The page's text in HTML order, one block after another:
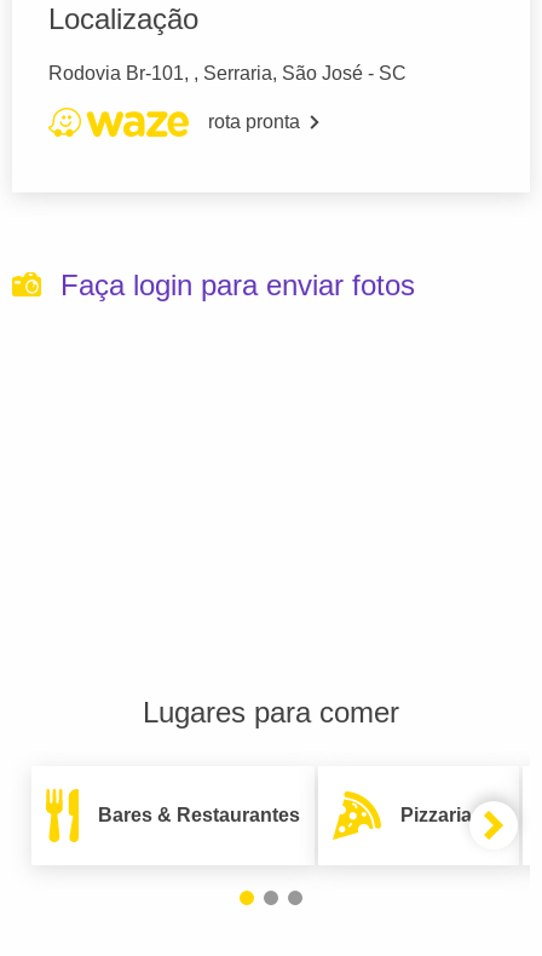
Localização
Rodovia Br-101, , Serraria, São José - SC
rota pronta
Faça login para enviar fotos
Lugares para comer
Bares & Restaurantes Pizzarias